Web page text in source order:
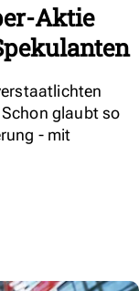
Aktie
glaubt so
- mit